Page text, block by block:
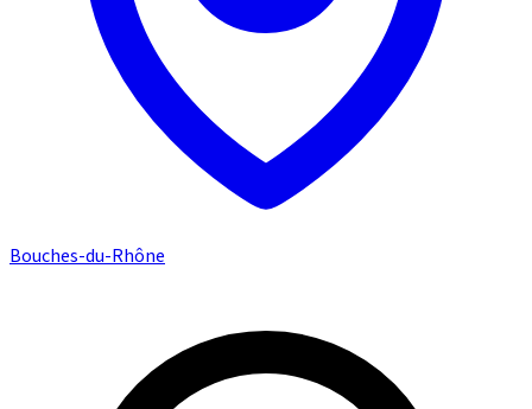
Bouches-du-Rhône